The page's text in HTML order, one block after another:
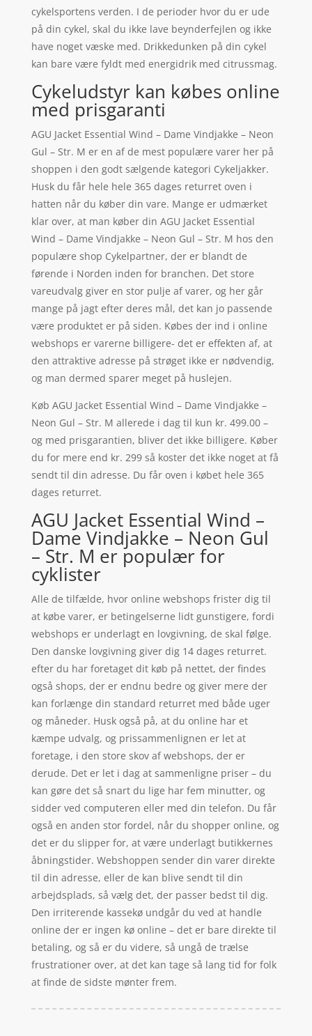
cykelsportens verden. I de perioder hvor du er ude
på din cykel, skal du ikke lave beynderfejlen og ikke
have noget væske med. Drikkedunken på din cykel
kan bare være fyldt med energidrik med citrussmag.
Cykeludstyr kan købes online
med prisgaranti
AGU Jacket Essential Wind – Dame Vindjakke – Neon
Gul – Str. M er en af de mest populære varer her på
shoppen i den godt sælgende kategori Cykeljakker.
Husk du får hele hele 365 dages returret oven i
hatten når du køber din vare. Mange er udmærket
klar over, at man køber din AGU Jacket Essential
Wind – Dame Vindjakke – Neon Gul – Str. M hos den
populære shop Cykelpartner, der er blandt de
førende i Norden inden for branchen. Det store
vareudvalg giver en stor pulje af varer, og her går
mange på jagt efter deres mål, det kan jo passende
være produktet er på siden. Købes der ind i online
webshops er varerne billigere- det er effekten af, at
den attraktive adresse på strøget ikke er nødvendig,
og man dermed sparer meget på huslejen.
Køb AGU Jacket Essential Wind – Dame Vindjakke –
Neon Gul – Str. M allerede i dag til kun kr. 499.00 –
og med prisgarantien, bliver det ikke billigere. Køber
du for mere end kr. 299 så koster det ikke noget at få
sendt til din adresse. Du får oven i købet hele 365
dages returret.
AGU Jacket Essential Wind –
Dame Vindjakke – Neon Gul
– Str. M er populær for
cyklister
Alle de tilfælde, hvor online webshops frister dig til
at købe varer, er betingelserne lidt gunstigere, fordi
webshops er underlagt en lovgivning, de skal følge.
Den danske lovgivning giver dig 14 dages returret.
efter du har foretaget dit køb på nettet, der findes
også shops, der er endnu bedre og giver mere der
kan forlænge din standard returret med både uger
og måneder. Husk også på, at du online har et
kæmpe udvalg, og prissammenlignen er let at
foretage, i den store skov af webshops, der er
derude. Det er let i dag at sammenligne priser – du
kan gøre det så snart du lige har fem minutter, og
sidder ved computeren eller med din telefon. Du får
også en anden stor fordel, når du shopper online, og
det er du slipper for, at være underlagt butikkernes
åbningstider. Webshoppen sender din varer direkte
til din adresse, eller de kan blive sendt til din
arbejdsplads, så vælg det, der passer bedst til dig.
Den irriterende kassekø undgår du ved at handle
online der er ingen kø online – det er bare direkte til
betaling, og så er du videre, så ungå de trælse
frustrationer over, at det kan tage så lang tid for folk
at finde de sidste mønter frem.